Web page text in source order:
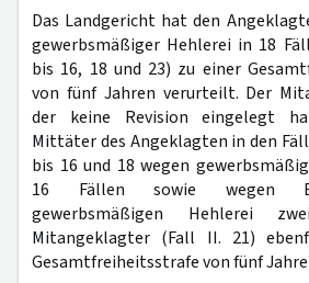
Das Landgericht hat den
gewerbsmäßiger Hehlerei in 18
bis 16, 18 und 23) zu einer
von fünf Jahren verurteilt. Der
der keine Revision eingelegt
Mittäter des Angeklagten in den
bis 16 und 18 wegen
16 Fällen sowie wegen
gewerbsmäßigen Hehlerei
Mitangeklagter (Fall II. 21)
Gesamtfreiheitsstrafe von fünf